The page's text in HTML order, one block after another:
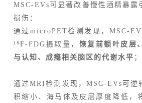
MSC-EVs可显著改善慢性酒精暴露
损伤：
通过microPET检测发现，MSC-
¹⁸F-FDG摄取量， 恢复前额叶皮层
与认知、成瘾相关脑区的代谢水平 ；
通过MRI检测发现，MSC-EVs可逆
积缩小、海马体及皮层厚度降低，